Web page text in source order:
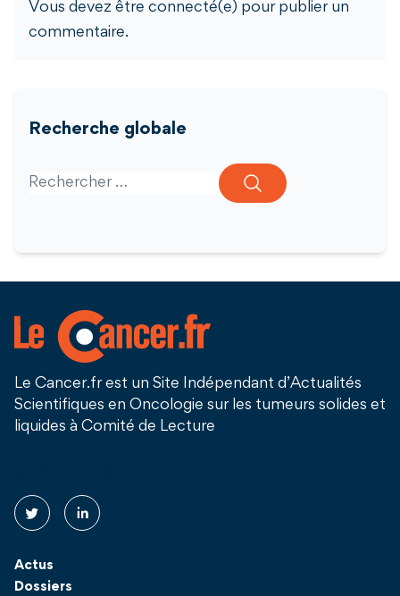
Vous devez être connecté(e) pour publier un
commentaire.
Recherche globale
Search for:
Le Cancer.fr est un Site Indépendant d’Actualités
Scientifiques en Oncologie sur les tumeurs solides et
liquides à Comité de Lecture
Actus
Dossiers